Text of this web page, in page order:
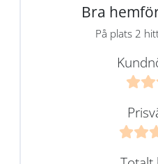
Bra
På plats 2